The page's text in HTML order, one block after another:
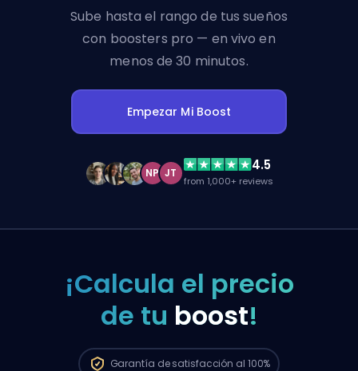
Sube hasta el rango de tus sueños
con boosters pro — en vivo en
menos de 30 minutos.
Empezar Mi Boost
NP JT 4.5
from 1,000+ reviews
¡Calcula el precio
de tu boost!
Garantía desatisfacción al 100%